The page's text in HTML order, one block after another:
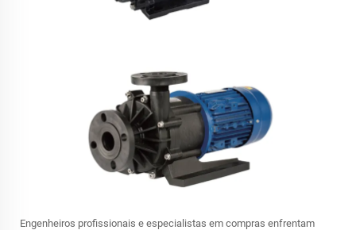
Engenheiros profissionais e especialistas em compras enfrentam